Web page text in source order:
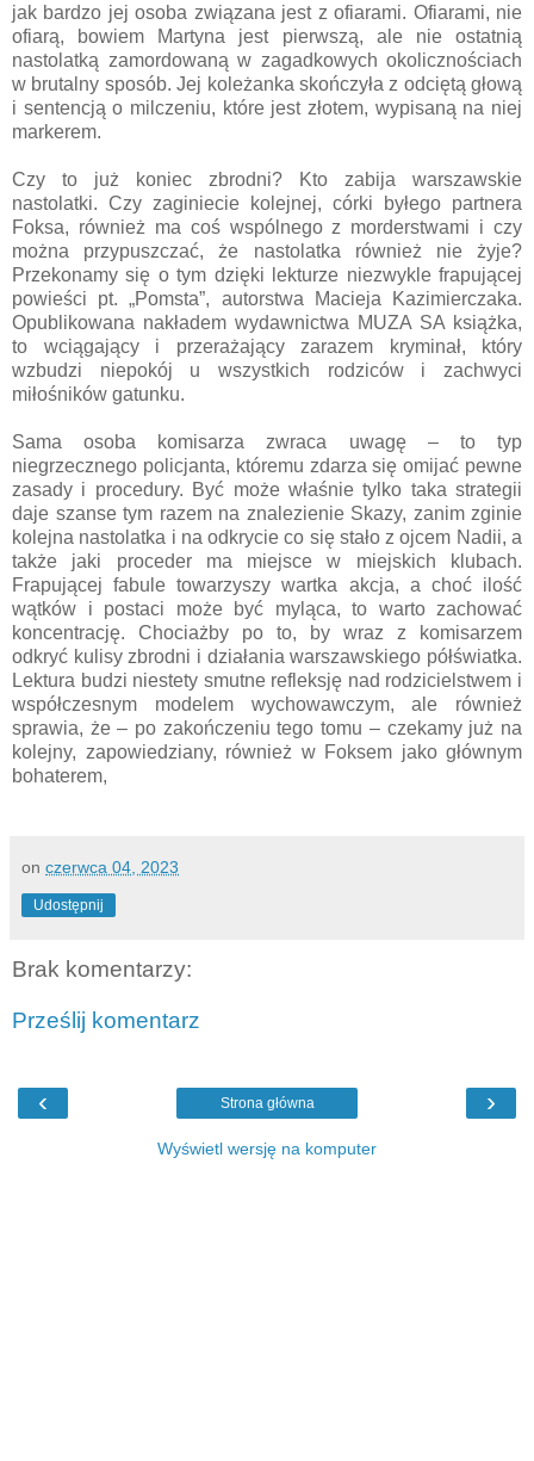
jak bardzo jej osoba związana jest z ofiarami. Ofiarami, nie
ofiarą, bowiem Martyna jest pierwszą, ale nie ostatnią
nastolatką zamordowaną w zagadkowych okolicznościach
w brutalny sposób. Jej koleżanka skończyła z odciętą głową
i sentencją o milczeniu, które jest złotem, wypisaną na niej
markerem.
Czy to już koniec zbrodni? Kto zabija warszawskie
nastolatki. Czy zaginiecie kolejnej, córki byłego partnera
Foksa, również ma coś wspólnego z morderstwami i czy
można przypuszczać, że nastolatka również nie żyje?
Przekonamy się o tym dzięki lekturze niezwykle frapującej
powieści pt. „Pomsta”, autorstwa Macieja Kazimierczaka.
Opublikowana nakładem wydawnictwa MUZA SA książka,
to wciągający i przerażający zarazem kryminał, który
wzbudzi niepokój u wszystkich rodziców i zachwyci
miłośników gatunku.
Sama osoba komisarza zwraca uwagę – to typ
niegrzecznego policjanta, któremu zdarza się omijać pewne
zasady i procedury. Być może właśnie tylko taka strategii
daje szanse tym razem na znalezienie Skazy, zanim zginie
kolejna nastolatka i na odkrycie co się stało z ojcem Nadii, a
także jaki proceder ma miejsce w miejskich klubach.
Frapującej fabule towarzyszy wartka akcja, a choć ilość
wątków i postaci może być myląca, to warto zachować
koncentrację. Chociażby po to, by wraz z komisarzem
odkryć kulisy zbrodni i działania warszawskiego półświatka.
Lektura budzi niestety smutne refleksję nad rodzicielstwem i
współczesnym modelem wychowawczym, ale również
sprawia, że – po zakończeniu tego tomu – czekamy już na
kolejny, zapowiedziany, również w Foksem jako głównym
bohaterem,
on czerwca 04, 2023
Udostępnij
Brak komentarzy:
Prześlij komentarz
‹ ›
Strona główna
Wyświetl wersję na komputer